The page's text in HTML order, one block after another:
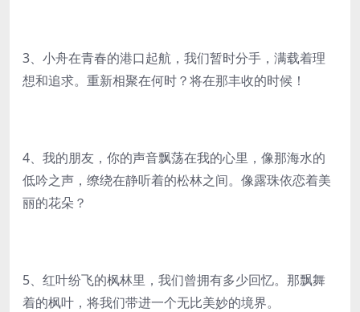
3、小舟在青春的港口起航，我们暂时分手，满载着理
想和追求。重新相聚在何时？将在那丰收的时候！
4、我的朋友，你的声音飘荡在我的心里，像那海水的
低吟之声，缭绕在静听着的松林之间。像露珠依恋着美
丽的花朵？
5、红叶纷飞的枫林里，我们曾拥有多少回忆。那飘舞
着的枫叶，将我们带进一个无比美妙的境界。